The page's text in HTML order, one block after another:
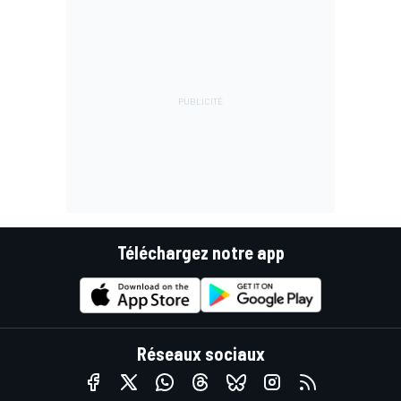
Téléchargez notre app
Réseaux sociaux